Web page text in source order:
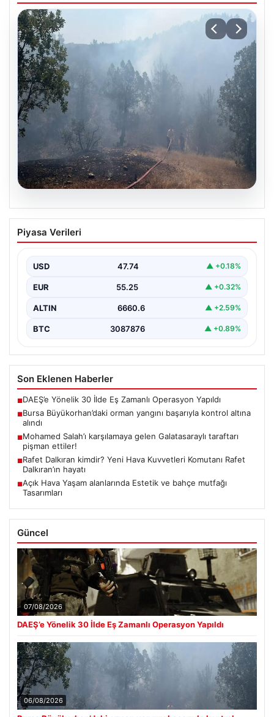
Bursa Büyükorhan’daki orman yangını
başarıyla kontrol altına alındı
geçtiğimiz saatlerde meydana gelen büyük orman
yangını, yerel…
Piyasa Verileri
USD 47.74 ▲ +0.18%
EUR 55.25 ▲ +0.32%
ALTIN 6660.6 ▲ +2.59%
BTC 3087876 ▲ +0.89%
Son Eklenen Haberler
■DAEŞ’e Yönelik 30 İlde Eş Zamanlı Operasyon Yapıldı
■Bursa Büyükorhan’daki orman yangını başarıyla kontrol altına
alındı
■Mohamed Salah’ı karşılamaya gelen Galatasaraylı taraftarı
pişman ettiler!
■Rafet Dalkıran kimdir? Yeni Hava Kuvvetleri Komutanı Rafet
Dalkıran’ın hayatı
■Açık Hava Yaşam alanlarında Estetik ve bahçe mutfağı
Tasarımları
Güncel
07/08/2026
DAEŞ’e Yönelik 30 İlde Eş Zamanlı Operasyon Yapıldı
06/08/2026